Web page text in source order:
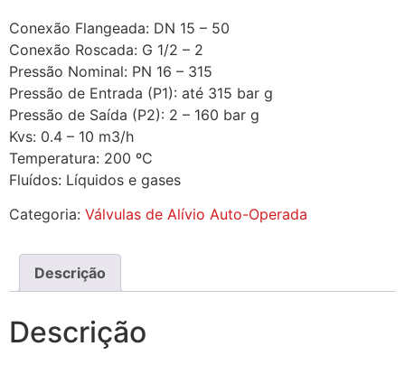
Conexão Flangeada: DN 15 – 50
Conexão Roscada: G 1/2 – 2
Pressão Nominal: PN 16 – 315
Pressão de Entrada (P1): até 315 bar g
Pressão de Saída (P2): 2 – 160 bar g
Kvs: 0.4 – 10 m3/h
Temperatura: 200 ºC
Fluídos: Líquidos e gases
Categoria: Válvulas de Alívio Auto-Operada
Descrição
Descrição